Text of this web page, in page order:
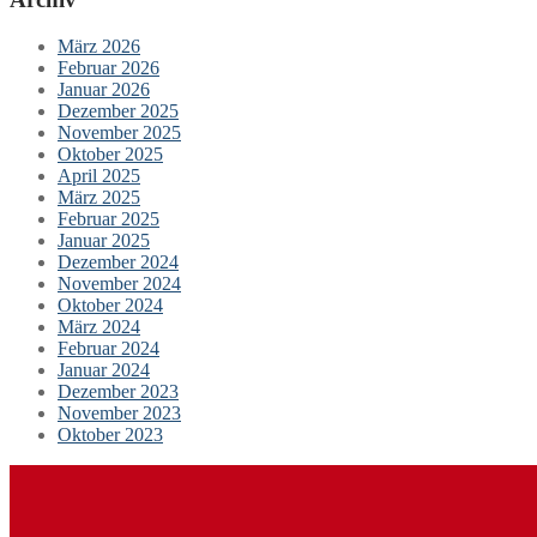
März 2026
Februar 2026
Januar 2026
Dezember 2025
November 2025
Oktober 2025
April 2025
März 2025
Februar 2025
Januar 2025
Dezember 2024
November 2024
Oktober 2024
März 2024
Februar 2024
Januar 2024
Dezember 2023
November 2023
Oktober 2023